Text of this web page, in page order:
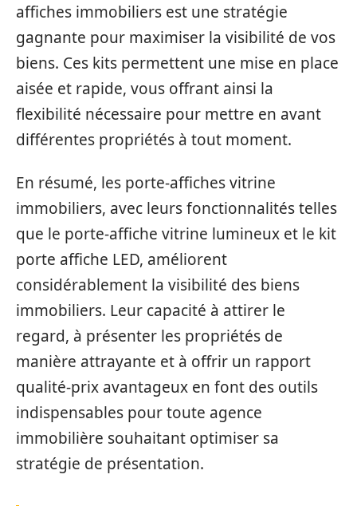
affiches immobiliers est une stratégie
gagnante pour maximiser la visibilité de vos
biens. Ces kits permettent une mise en place
aisée et rapide, vous offrant ainsi la
flexibilité nécessaire pour mettre en avant
différentes propriétés à tout moment.
En résumé, les porte-affiches vitrine
immobiliers, avec leurs fonctionnalités telles
que le porte-affiche vitrine lumineux et le kit
porte affiche LED, améliorent
considérablement la visibilité des biens
immobiliers. Leur capacité à attirer le
regard, à présenter les propriétés de
manière attrayante et à offrir un rapport
qualité-prix avantageux en font des outils
indispensables pour toute agence
immobilière souhaitant optimiser sa
stratégie de présentation.